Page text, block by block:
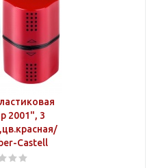
2001", 3
Faber-Castell